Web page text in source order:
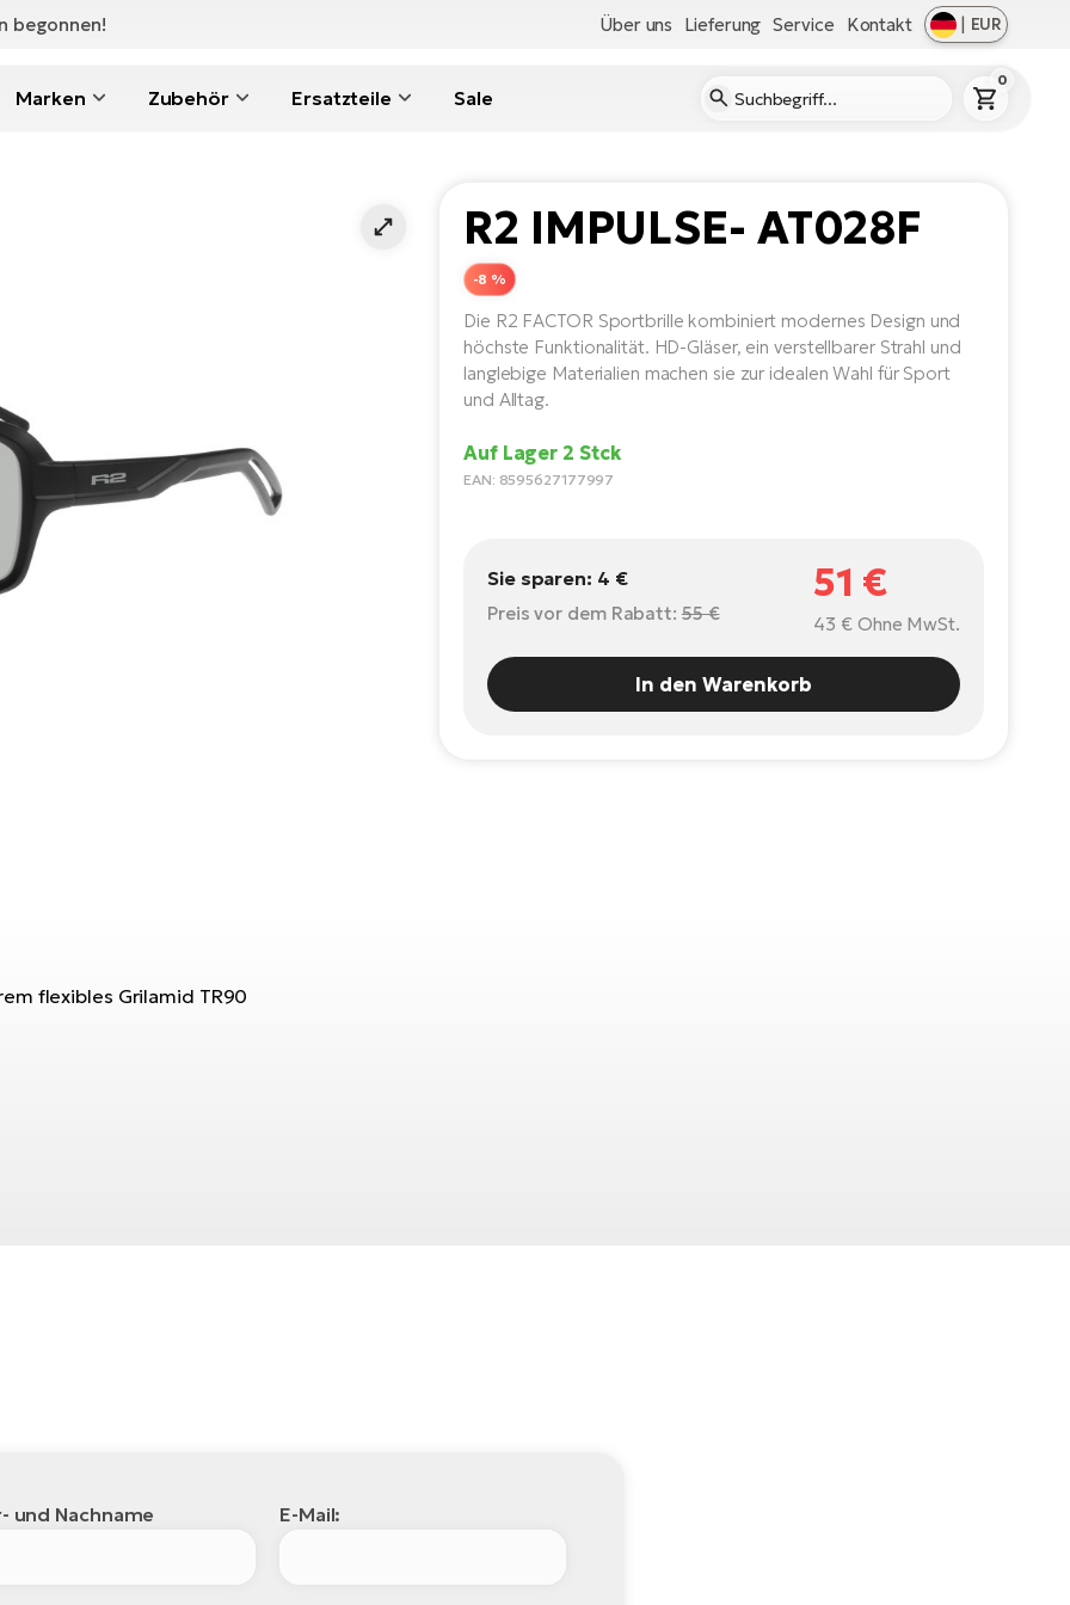
begonnen! Über uns Lieferung Service Kontakt | EUR
Marken Zubehör Ersatzteile Sale
0
R2 IMPULSE- AT028F
-8 %
Die R2 FACTOR Sportbrille kombiniert modernes Design und
höchste Funktionalität. HD-Gläser, ein verstellbarer Strahl und
langlebige Materialien machen sie zur idealen Wahl für Sport
und Alltag.
Auf Lager 2 Stck
EAN: 8595627177997
Sie sparen: 4 €
Preis vor dem Rabatt: 55 €
51 €
43 € Ohne MwSt.
In den Warenkorb
flexibles Grilamid TR90
und Nachname E-Mail: